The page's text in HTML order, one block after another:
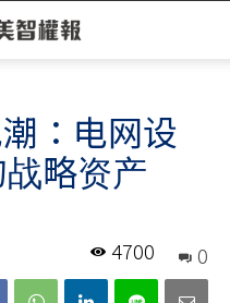
：电网设
略资产
0
4700